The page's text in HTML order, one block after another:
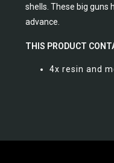
shells. These big guns
advance.
THIS PRODUCT
4x resin and